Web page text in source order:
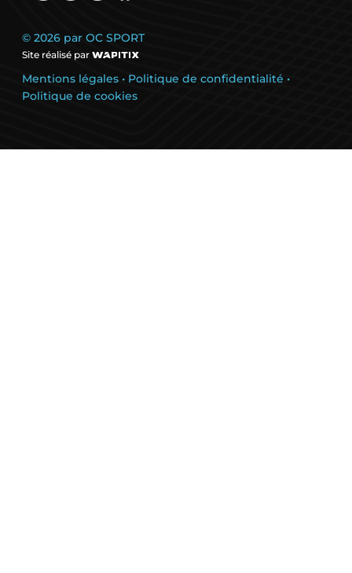
© 2026 par OC SPORT
Site réalisé par
Mentions légales • Politique de confidentialité •
Politique de cookies